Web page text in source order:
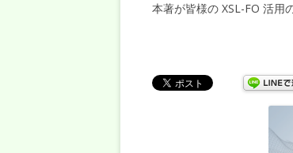
本著が皆様の XSL-FO 活用